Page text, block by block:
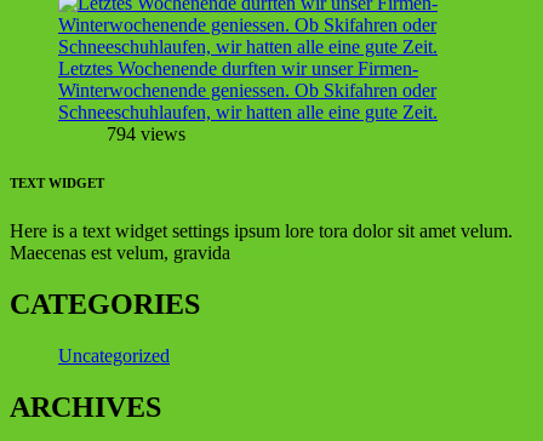
Letztes Wochenende durften wir unser Firmen-
Winterwochenende geniessen. Ob Skifahren oder
Schneeschuhlaufen, wir hatten alle eine gute Zeit.
794 views
TEXT WIDGET
Here is a text widget settings ipsum lore tora dolor sit amet velum.
Maecenas est velum, gravida
CATEGORIES
Uncategorized
ARCHIVES